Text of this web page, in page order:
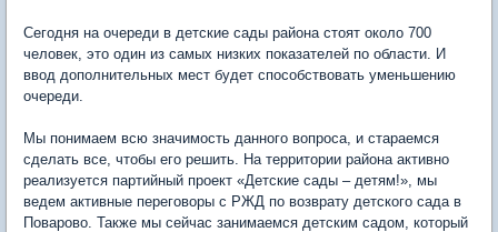
Сегодня на очереди в детские сады района стоят около 700
человек, это один из самых низких показателей по области. И
ввод дополнительных мест будет способствовать уменьшению
очереди.
Мы понимаем всю значимость данного вопроса, и стараемся
сделать все, чтобы его решить. На территории района активно
реализуется партийный проект «Детские сады – детям!», мы
ведем активные переговоры с РЖД по возврату детского сада в
Поварово. Также мы сейчас занимаемся детским садом, который